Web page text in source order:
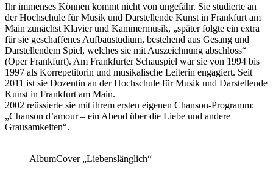
Ihr immenses Können kommt nicht von ungefähr. Sie studierte an
der Hochschule für Musik und Darstellende Kunst in Frankfurt am
Main zunächst Klavier und Kammermusik, „später folgte ein extra
für sie geschaffenes Aufbaustudium, bestehend aus Gesang und
Darstellendem Spiel, welches sie mit Auszeichnung abschloss“
(Oper Frankfurt). Am Frankfurter Schauspiel war sie von 1994 bis
1997 als Korrepetitorin und musikalische Leiterin engagiert. Seit
2011 ist sie Dozentin an der Hochschule für Musik und Darstellende
Kunst in Frankfurt am Main.
2002 reüssierte sie mit ihrem ersten eigenen Chanson-Programm:
„Chanson d’amour – ein Abend über die Liebe und andere
Grausamkeiten“.
AlbumCover „Liebenslänglich“